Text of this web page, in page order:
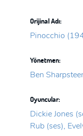
Orijinal Adı:
Pinocchio
Yönetmen:
Ben
Oyuncular:
Dickie Jones
Rub (ses),